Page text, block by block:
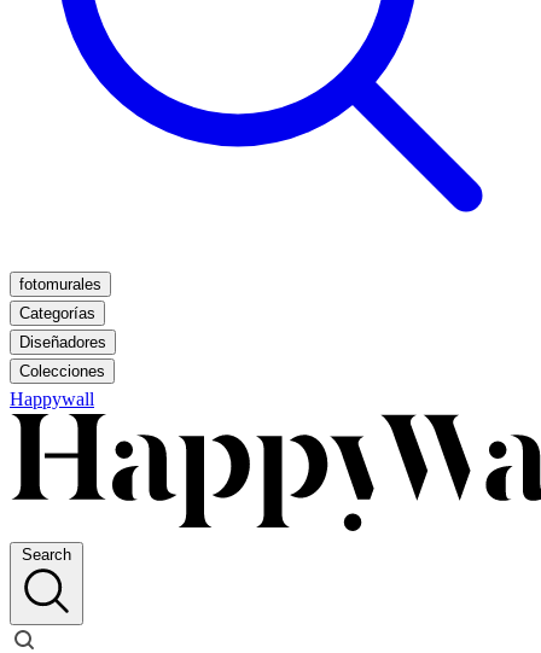
fotomurales
Categorías
Diseñadores
Colecciones
Happywall
Search